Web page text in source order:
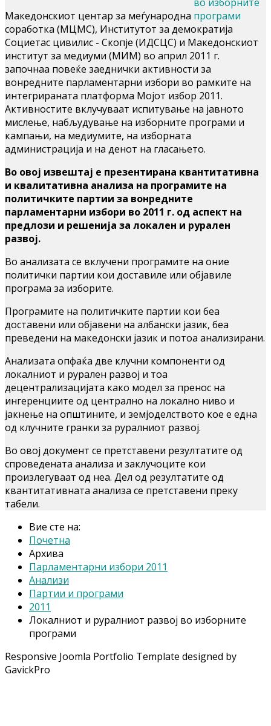
Македонскиот центар за меѓународна
соработка (МЦМС), Институтот за демократија
Социетас цивилис - Скопје (ИДСЦС) и Македонскиот
институт за медиуми (МИМ) во април 2011 г.
започнаа повеќе заеднички активности за
вонредните парламентарни избори во рамките на
интегрираната платформа Мојот избор 2011.
Активностите вклучуваат испитување на јавното
мислење, набљудување на изборните програми и
кампањи, на медиумите, на изборната
администрација и на денот на гласањето.
Во овој извештај е презентирана квантитативна
и квалитативна анализа на програмите на
политичките партии за вонредните
парламентарни избори во 2011 г. од аспект на
предлози и решенија за локален и рурален
развој.
Во анализата се вклучени програмите на оние
политички партии кои доставиле или објавиле
програма за изборите.
Програмите на политичките партии кои беа
доставени или објавени на албански јазик, беа
преведени на македонски јазик и потоа анализирани.
Анализата опфаќа две клучни компоненти од
локалниот и рурален развој и тоа
децентрализацијата како модел за пренос на
ингеренциите од централно на локално ниво и
јакнење на општините, и земјоделството кое е една
од клучните гранки за руралниот развој.
Во овој документ се претставени резултатите од
спроведената анализа и заклучоците кои
произлегуваат од неа. Дел од резултатите од
квантитативната анализа се претставени преку
табели.
Вие сте на:
Почетна
Архива
Парламентарни избори 2011
Анализи
Партии и програми
2011
Локалниот и руралниот развој во изборните
програми
Responsive Joomla Portfolio Template designed by
GavickPro